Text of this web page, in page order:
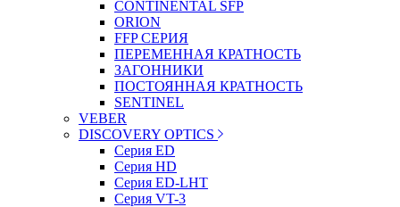
CONTINENTAL SFP
ORION
FFP СЕРИЯ
ПЕРЕМЕННАЯ КРАТНОСТЬ
ЗАГОННИКИ
ПОСТОЯННАЯ КРАТНОСТЬ
SENTINEL
VEBER
DISCOVERY OPTICS
Серия ED
Серия HD
Серия ED-LHT
Серия VT-3